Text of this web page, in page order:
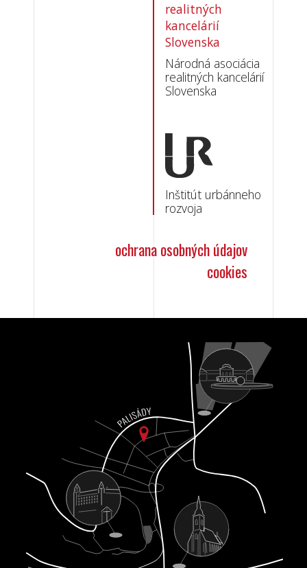
Národná asociácia
realitných kancelárií
Slovenska
Inštitút urbánneho
rozvoja
ochrana osobných údajov
cookies